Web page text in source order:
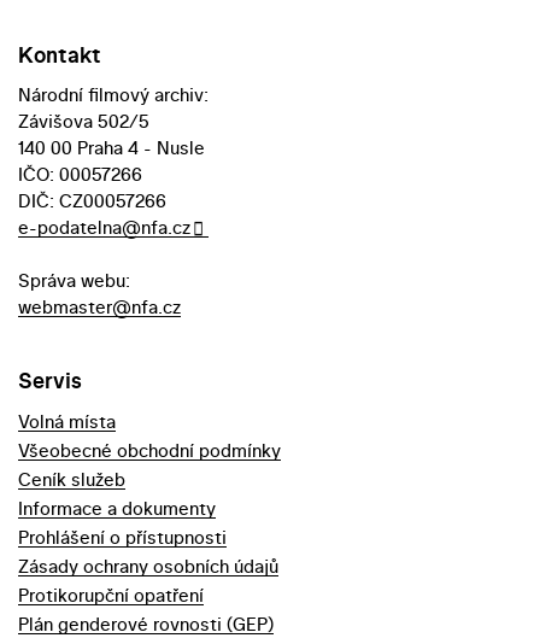
Kontakt
Národní filmový archiv:
Závišova 502/5
140 00 Praha 4 - Nusle
IČO: 00057266
DIČ: CZ00057266
e-podatelna@nfa.cz
Správa webu:
webmaster@nfa.cz
Servis
Volná místa
Všeobecné obchodní podmínky
Ceník služeb
Informace a dokumenty
Prohlášení o přístupnosti
Zásady ochrany osobních údajů
Protikorupční opatření
Plán genderové rovnosti (GEP)